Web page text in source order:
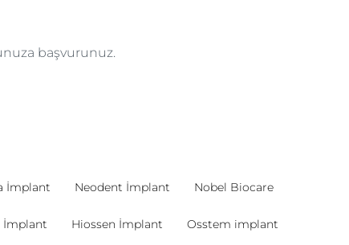
başvurunuz.
İmplant Neodent İmplant Nobel Biocare
İmplant Hiossen İmplant Osstem implant